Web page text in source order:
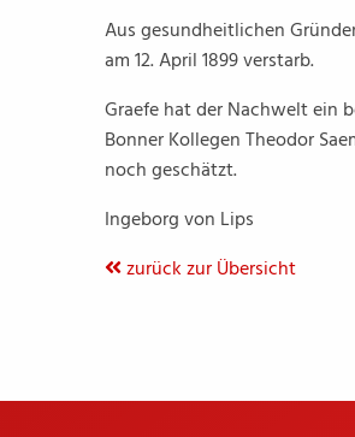
Aus gesundheitlichen
am 12. April 1899 verstarb.
Graefe hat der Nachwelt ein
Bonner Kollegen Theodor
noch geschätzt.
Ingeborg von Lips
zurück zur Übersicht